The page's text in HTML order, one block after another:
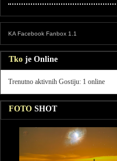
KA Facebook Fanbox 1.1
Tko je Online
Trenutno aktivnih Gostiju: 1 online
FOTO SHOT